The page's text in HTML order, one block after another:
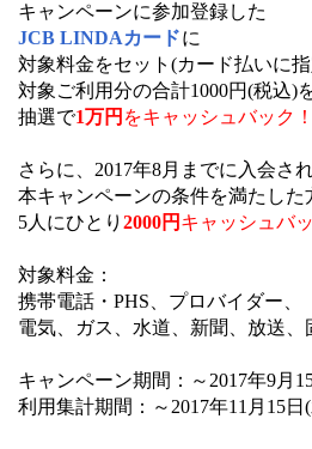
キャンペーンに参加登録した
JCB LINDAカードに
対象料金をセット(カード払いに指
対象ご利用分の合計1000円(税込)
抽選で1万円 をキャッシュバック！
さらに、2017年8月までに入会さ
本キャンペーンの条件を満たした
5人にひとり 2000円 キャッシュバッ
対象料金：
携帯電話・PHS、プロバイダー、
電気、ガス、水道、新聞、放送、
キャンペーン期間：～2017年9月
利用集計期間：～2017年11月15日